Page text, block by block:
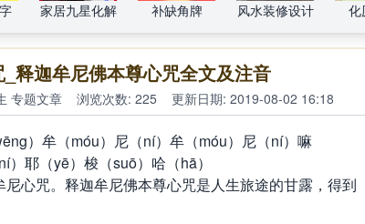
家居九星化解 补缺角牌 风水装修设计 化
释迦牟尼佛本尊心咒全文及注音
专题文章 浏览次数: 225 更新日期: 2019-08-02 16:18
）牟（móu）尼（ní）牟（móu）尼（ní）嘛
）耶（yē）梭（suō）哈（hā）
心咒。释迦牟尼佛本尊心咒是人生旅途的甘露，得到